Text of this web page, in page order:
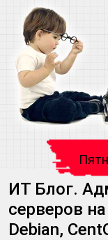
ИТ Блог.
серверов
Debian,